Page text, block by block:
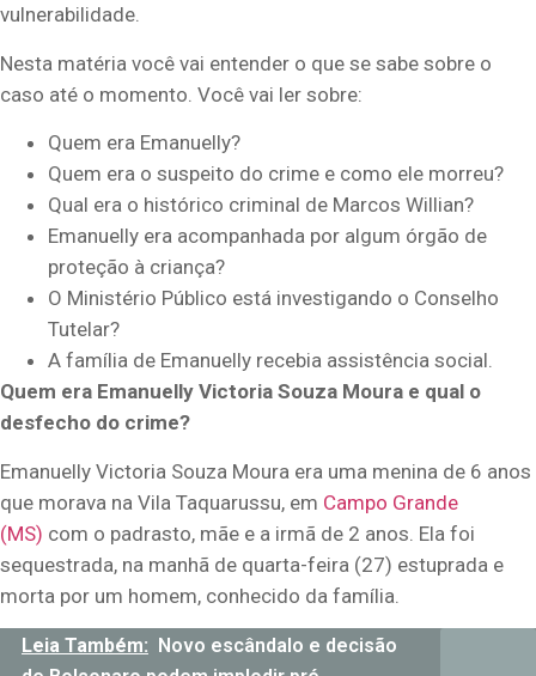
vulnerabilidade.
Nesta matéria você vai entender o que se sabe sobre o
caso até o momento. Você vai ler sobre:
Quem era Emanuelly?
Quem era o suspeito do crime e como ele morreu?
Qual era o histórico criminal de Marcos Willian?
Emanuelly era acompanhada por algum órgão de
proteção à criança?
O Ministério Público está investigando o Conselho
Tutelar?
A família de Emanuelly recebia assistência social.
Quem era Emanuelly Victoria Souza Moura e qual o
desfecho do crime?
Emanuelly Victoria Souza Moura era uma menina de 6 anos
que morava na Vila Taquarussu, em Campo Grande
(MS) com o padrasto, mãe e a irmã de 2 anos. Ela foi
sequestrada, na manhã de quarta-feira (27) estuprada e
morta por um homem, conhecido da família.
Leia Também: Novo escândalo e decisão